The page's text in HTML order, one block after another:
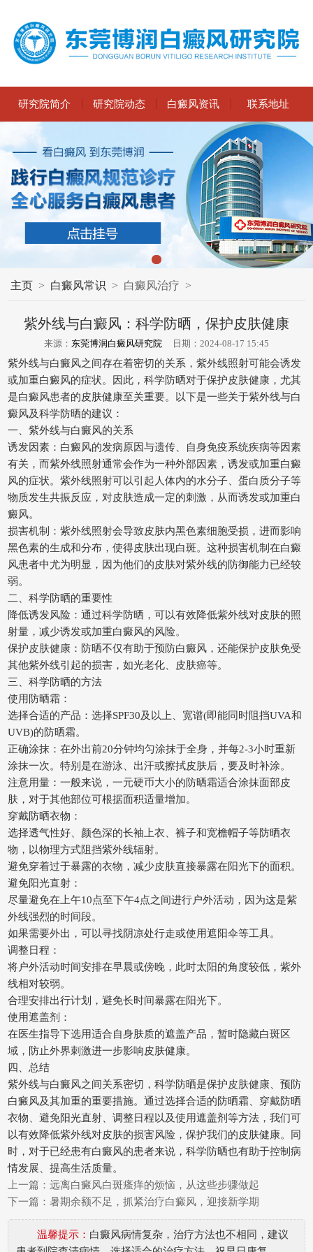
研究院简介 研究院动态 白癜风资讯 联系地址
主页 > 白癜风常识 > 白癜风治疗 >
紫外线与白癜风：科学防晒，保护皮肤健康
来源： 东莞博润白癜风研究院 日期：2024-08-17 15:45
紫外线与白癜风之间存在着密切的关系，紫外线照射可能会诱发
或加重白癜风的症状。因此，科学防晒对于保护皮肤健康，尤其
是白癜风患者的皮肤健康至关重要。以下是一些关于紫外线与白
癜风及科学防晒的建议：
一、紫外线与白癜风的关系
诱发因素：白癜风的发病原因与遗传、自身免疫系统疾病等因素
有关，而紫外线照射通常会作为一种外部因素，诱发或加重白癜
风的症状。紫外线照射可以引起人体内的水分子、蛋白质分子等
物质发生共振反应，对皮肤造成一定的刺激，从而诱发或加重白
癜风。
损害机制：紫外线照射会导致皮肤内黑色素细胞受损，进而影响
黑色素的生成和分布，使得皮肤出现白斑。这种损害机制在白癜
风患者中尤为明显，因为他们的皮肤对紫外线的防御能力已经较
弱。
二、科学防晒的重要性
降低诱发风险：通过科学防晒，可以有效降低紫外线对皮肤的照
射量，减少诱发或加重白癜风的风险。
保护皮肤健康：防晒不仅有助于预防白癜风，还能保护皮肤免受
其他紫外线引起的损害，如光老化、皮肤癌等。
三、科学防晒的方法
使用防晒霜：
选择合适的产品：选择SPF30及以上、宽谱(即能同时阻挡UVA和
UVB)的防晒霜。
正确涂抹：在外出前20分钟均匀涂抹于全身，并每2-3小时重新
涂抹一次。特别是在游泳、出汗或擦拭皮肤后，要及时补涂。
注意用量：一般来说，一元硬币大小的防晒霜适合涂抹面部皮
肤，对于其他部位可根据面积适量增加。
穿戴防晒衣物：
选择透气性好、颜色深的长袖上衣、裤子和宽檐帽子等防晒衣
物，以物理方式阻挡紫外线辐射。
避免穿着过于暴露的衣物，减少皮肤直接暴露在阳光下的面积。
避免阳光直射：
尽量避免在上午10点至下午4点之间进行户外活动，因为这是紫
外线强烈的时间段。
如果需要外出，可以寻找阴凉处行走或使用遮阳伞等工具。
调整日程：
将户外活动时间安排在早晨或傍晚，此时太阳的角度较低，紫外
线相对较弱。
合理安排出行计划，避免长时间暴露在阳光下。
使用遮盖剂：
在医生指导下选用适合自身肤质的遮盖产品，暂时隐藏白斑区
域，防止外界刺激进一步影响皮肤健康。
四、总结
紫外线与白癜风之间关系密切，科学防晒是保护皮肤健康、预防
白癜风及其加重的重要措施。通过选择合适的防晒霜、穿戴防晒
衣物、避免阳光直射、调整日程以及使用遮盖剂等方法，我们可
以有效降低紫外线对皮肤的损害风险，保护我们的皮肤健康。同
时，对于已经患有白癜风的患者来说，科学防晒也有助于控制病
情发展、提高生活质量。
上一篇： 远离白癜风白斑瘙痒的烦恼，从这些步骤做起
下一篇： 暑期余额不足，抓紧治疗白癜风，迎接新学期
温馨提示： 白癜风病情复杂，治疗方法也不相同，建议